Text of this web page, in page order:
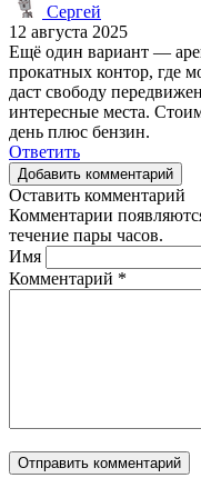
Сергей
12 августа 2025
Ещё один вариант —
прокатных контор, где
даст свободу
интересные места.
день плюс бензин.
Ответить
Добавить комментарий
Оставить комментарий
Комментарии
течение пары часов.
Имя
Комментарий *